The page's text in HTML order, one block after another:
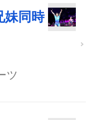
妹同時
ツ